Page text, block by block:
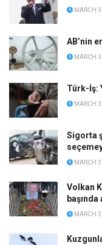
MARCH
AB’nin
MARCH
Türk-İş:
MARCH
Sigorta
MARCH
Volkan
başında
MARCH